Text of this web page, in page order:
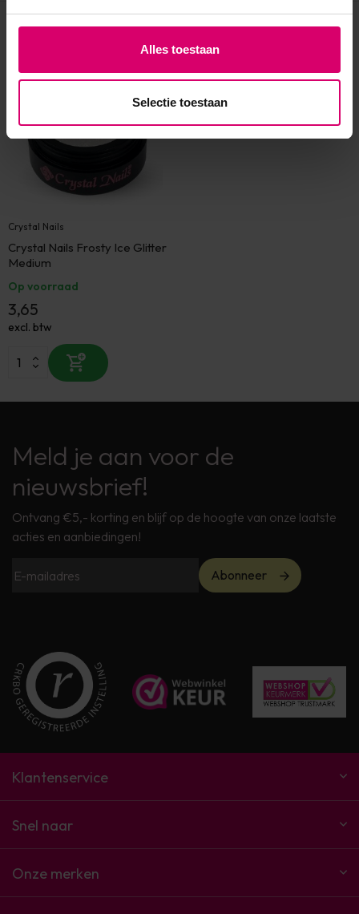
Alles toestaan
Selectie toestaan
Eerder bekeken
Crystal Nails
Crystal Nails Frosty Ice Glitter
Medium
Op voorraad
3,65
excl. btw
Meld je aan voor de
nieuwsbrief!
Ontvang €5,- korting en blijf op de hoogte van onze laatste
acties en aanbiedingen!
Abonneer
Klantenservice
Snel naar
Onze merken